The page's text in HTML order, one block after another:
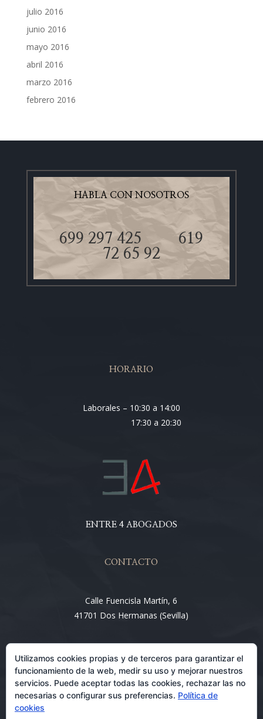
julio 2016
junio 2016
mayo 2016
abril 2016
marzo 2016
febrero 2016
HABLA CON NOSOTROS
699 297 425619
72 65 92
HORARIO
Laborales – 10:30 a 14:00
17:30 a 20:30
ENTRE 4 ABOGADOS
CONTACTO
Calle Fuencisla Martín, 6
41701 Dos Hermanas (Sevilla)
Email:
info@entre4abogados.com
Utilizamos cookies propias y de terceros para garantizar el
funcionamiento de la web, medir su uso y mejorar nuestros
servicios. Puede aceptar todas las cookies, rechazar las no
necesarias o configurar sus preferencias. Política de
cookies